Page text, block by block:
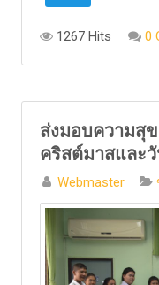
1267 Hits 0
ส่งมอบความสุ
คริสต์มาสและ
Webmaster